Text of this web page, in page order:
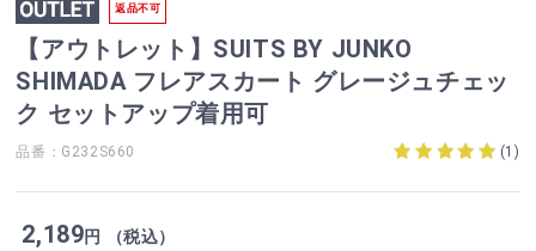
返品不可
【アウトレット】SUITS BY JUNKO
SHIMADA フレアスカート グレージュチェッ
ク セットアップ着用可
品番：G232S660 (1 )
2,189円 （税込）